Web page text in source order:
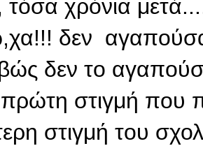
τόσα χρόνια
δεν
δεν το
στιγμή που
στιγμή του